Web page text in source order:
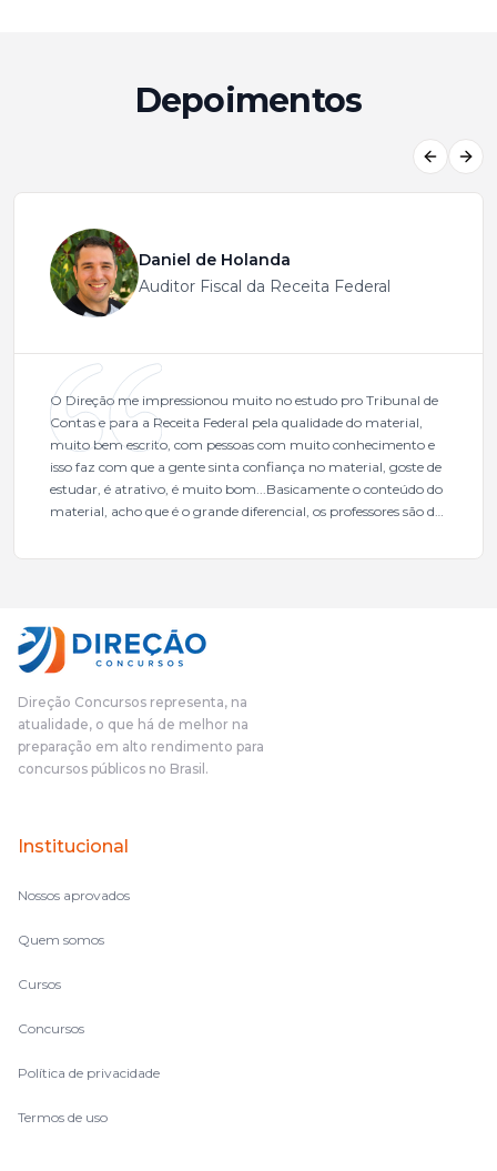
Depoimentos
Daniel de Holanda
Auditor Fiscal da Receita Federal
O Direção me impressionou muito no estudo pro Tribunal de
Contas e para a Receita Federal pela qualidade do material,
muito bem escrito, com pessoas com muito conhecimento e
isso faz com que a gente sinta confiança no material, goste de
estudar, é atrativo, é muito bom...Basicamente o conteúdo do
material, acho que é o grande diferencial, os professores são de
mais excelentes cargos da administração pública.Eu sempre
fundamental na minha derrota no ano passado para que eu
pudesse enxergar o que eu errei e corrigir minha rota.E além
das aulas vocês(Direção Concursos), que fizeram um
o aluno, além de ter que estudar, ele tem que perder tempo
fazendo um cronograma, num pós- edital é muito
complicado, é uma avalanche de informação, então vocês
terem feito isso é muito bacana, porque quando eu me sentia
no volume de matérias.
Direção Concursos representa, na
atualidade, o que há de melhor na
preparação em alto rendimento para
concursos públicos no Brasil.
Institucional
Nossos aprovados
Quem somos
Cursos
Concursos
Política de privacidade
Termos de uso